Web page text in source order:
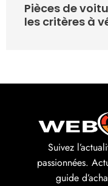
Pièces de
les critères à
Suivez
passionnées.
guide